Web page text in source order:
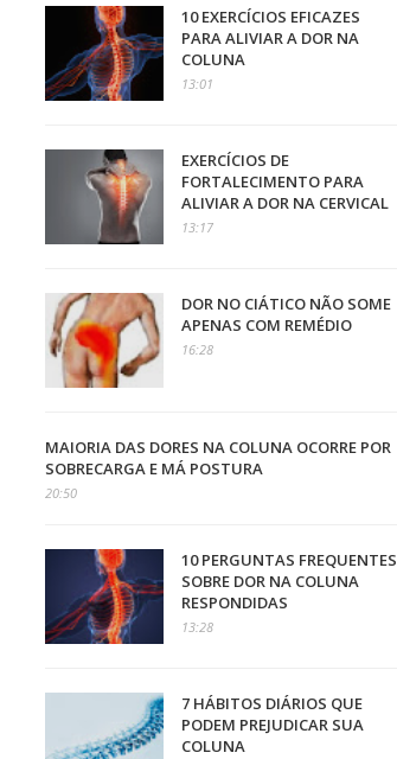
10 EXERCÍCIOS EFICAZES
PARA ALIVIAR A DOR NA
COLUNA
13:01
EXERCÍCIOS DE
FORTALECIMENTO PARA
ALIVIAR A DOR NA CERVICAL
13:17
DOR NO CIÁTICO NÃO SOME
APENAS COM REMÉDIO
16:28
MAIORIA DAS DORES NA COLUNA OCORRE POR
SOBRECARGA E MÁ POSTURA
20:50
10 PERGUNTAS FREQUENTES
SOBRE DOR NA COLUNA
RESPONDIDAS
13:28
7 HÁBITOS DIÁRIOS QUE
PODEM PREJUDICAR SUA
COLUNA